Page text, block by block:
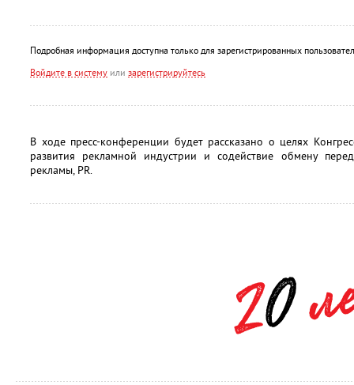
Подробная информация доступна только для зарегистрированных
Войдите в систему или зарегистрируйтесь
В ходе пресс-конференции будет рассказано о целях
развития рекламной индустрии и содействие обмену
рекламы, PR.